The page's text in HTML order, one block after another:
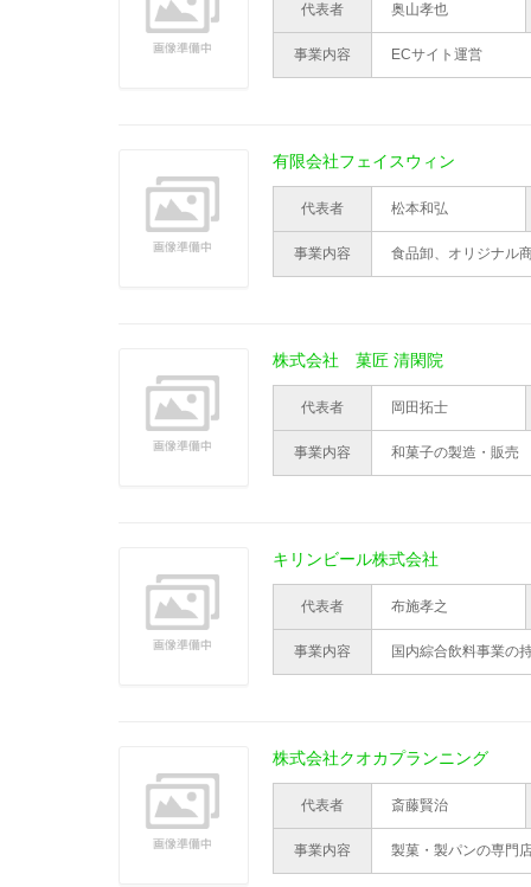
代表者 奥山孝也
事業内容 ECサイト運営
有限会社フェイスウィン
代表者 松本和弘
事業内容 食品卸、オリジナル
株式会社 菓匠 清閑院
代表者 岡田拓士
事業内容 和菓子の製造・販売
キリンビール株式会社
代表者 布施孝之
事業内容 国内綜合飲料事業の
株式会社クオカプランニング
代表者 斎藤賢治
事業内容 製菓・製パンの専門